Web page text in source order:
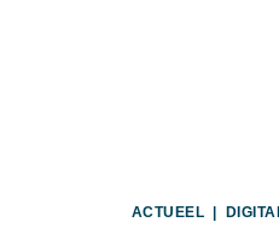
ACTUEEL